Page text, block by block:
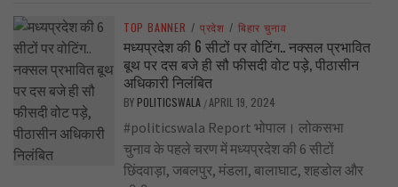
TOP BANNER / प्रदेश / बिहार चुनाव
मध्यप्रदेश की 6 सीटों पर वोटिंग.. नक्सल प्रभावित
बूथ पर दस बजे ही सौ फीसदी वोट पड़े, पीठासीन
अधिकारी निलंबित
BY POLITICSWALA /APRIL 19, 2024
#politicswala Report भोपाल। लोकसभा
चुनाव के पहले चरण में मध्यप्रदेश की 6 सीटों
छिंदवाड़ा, जबलपुर, मंडला, बालाघाट, शहडोल और